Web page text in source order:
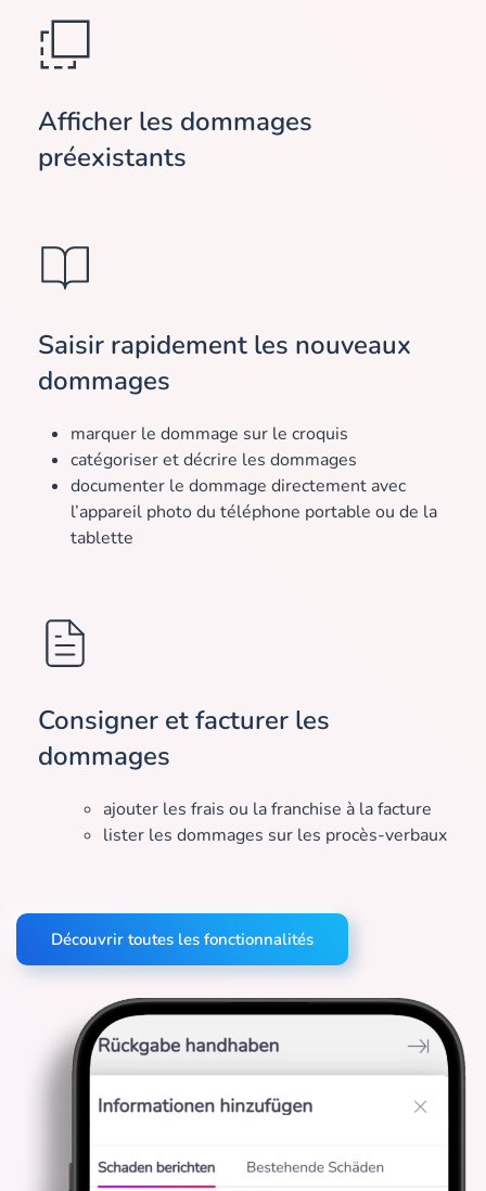
Afficher les dommages
préexistants
Saisir rapidement les nouveaux
dommages
marquer le dommage sur le croquis
catégoriser et décrire les dommages
documenter le dommage directement avec
l’appareil photo du téléphone portable ou de la
tablette
Consigner et facturer les
dommages
ajouter les frais ou la franchise à la facture
lister les dommages sur les procès-verbaux
Découvrir toutes les fonctionnalités